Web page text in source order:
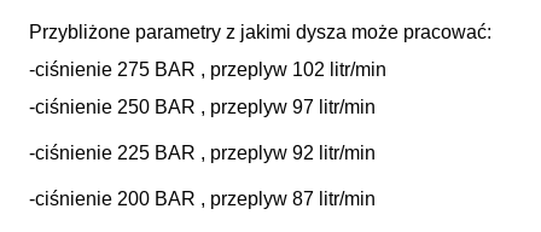
Przybliżone parametry z jakimi dysza może pracować:
-ciśnienie 275 BAR , przeplyw 102 litr/min
-ciśnienie 250 BAR , przeplyw 97 litr/min
-ciśnienie 225 BAR , przeplyw 92 litr/min
-ciśnienie 200 BAR , przeplyw 87 litr/min